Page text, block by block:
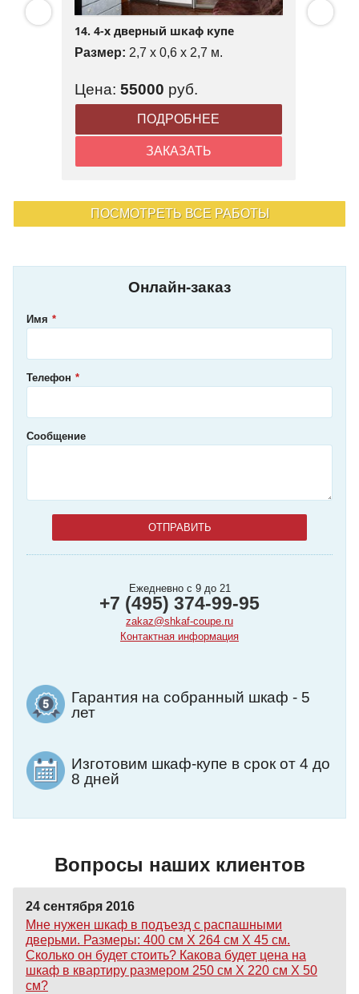
14. 4-х дверный шкаф купе
Размер: 2,7 x 0,6 x 2,7 м.
Цена: 55000 руб.
ПОДРОБНЕЕ
ЗАКАЗАТЬ
ПОСМОТРЕТЬ ВСЕ РАБОТЫ
Онлайн-заказ
Имя
Телефон
Сообщение
Ежедневно с 9 до 21
+7 (495) 374-99-95
zakaz@shkaf-coupe.ru
Контактная информация
Гарантия на собранный шкаф - 5
лет
Изготовим шкаф-купе в срок от 4 до
8 дней
Вопросы наших клиентов
24 сентября 2016
Мне нужен шкаф в подъезд с распашными
дверьми. Размеры: 400 см Х 264 см Х 45 см.
Сколько он будет стоить? Какова будет цена на
шкаф в квартиру размером 250 см Х 220 см Х 50
см?